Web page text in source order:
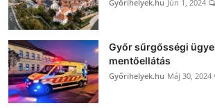
Győrihelyek.hu Jún 1, 2024
Győr sűrgősségi
mentőellátás
Győrihelyek.hu Máj 30, 2024